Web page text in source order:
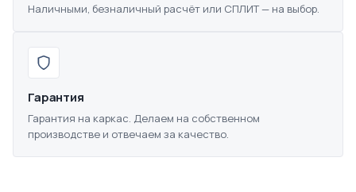
Наличными, безналичный расчёт или СПЛИТ — на выбор.
Гарантия
Гарантия на каркас. Делаем на собственном
производстве и отвечаем за качество.